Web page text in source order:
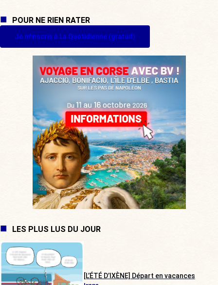
POUR NE RIEN RATER
Je m'inscris à La Quotidienne (gratuit)
LES PLUS LUS DU JOUR
[L’ÉTÉ D’IXÈNE] Départ en vacances